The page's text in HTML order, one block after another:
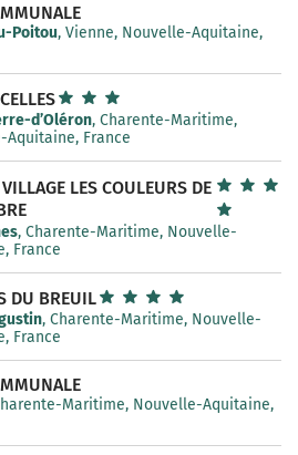
Poitou, Vienne, Nouvelle-Aquitaine,
d’Oléron, Charente-Maritime,
Aquitaine, France
LES COULEURS DE
, Charente-Maritime, Nouvelle-
France
DU BREUIL
, Charente-Maritime, Nouvelle-
France
Maritime, Nouvelle-Aquitaine,